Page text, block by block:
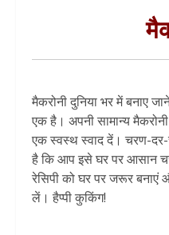
मैकरोनी दुनिया भर में बनाए
एक है। अपनी सामान्य
एक स्वस्थ स्वाद दें। चरण-
है कि आप इसे घर पर आसान
रेसिपी को घर पर जरूर
लें। हैप्पी कुकिंग!